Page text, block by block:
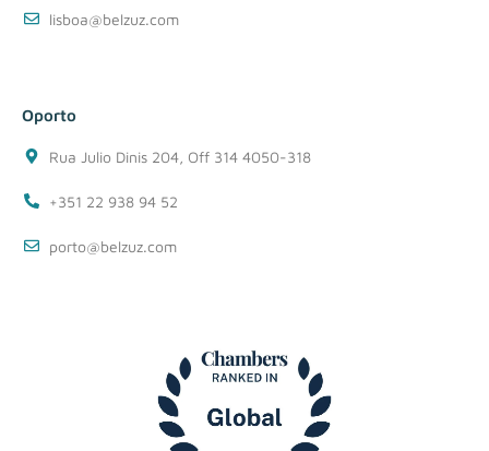
lisboa@belzuz.com
Oporto
Rua Julio Dinis 204, Off 314 4050-318
+351 22 938 94 52
porto@belzuz.com